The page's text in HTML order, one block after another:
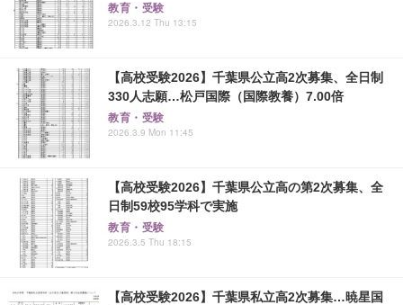
教育・受験
2026.3.12 Thu 13:15
【高校受験2026】千葉県公立高2次募集、全日制
330人志願…松戸国際（国際教養）7.00倍
教育・受験
2026.3.9 Mon 11:45
【高校受験2026】千葉県公立高の第2次募集、全
日制59校95学科で実施
教育・受験
2026.3.5 Thu 18:15
【高校受験2026】千葉県私立高2次募集…暁星国